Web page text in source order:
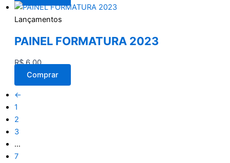
Lançamentos
PAINEL FORMATURA 2023
R$6,00
Comprar
←
1
2
3
…
7